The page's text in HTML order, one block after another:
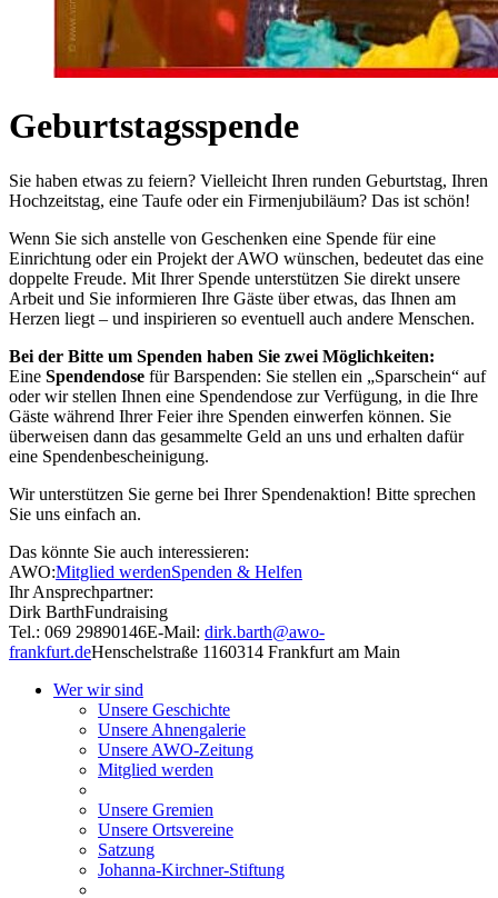
Geburtstagsspende
Sie haben etwas zu feiern? Vielleicht Ihren runden Geburtstag, Ihren
Hochzeitstag, eine Taufe oder ein Firmenjubiläum? Das ist schön!
Wenn Sie sich anstelle von Geschenken eine Spende für eine
Einrichtung oder ein Projekt der AWO wünschen, bedeutet das eine
doppelte Freude. Mit Ihrer Spende unterstützen Sie direkt unsere
Arbeit und Sie informieren Ihre Gäste über etwas, das Ihnen am
Herzen liegt – und inspirieren so eventuell auch andere Menschen.
Bei der Bitte um Spenden haben Sie zwei Möglichkeiten:
Eine Spendendose für Barspenden: Sie stellen ein „Sparschein“ auf
oder wir stellen Ihnen eine Spendendose zur Verfügung, in die Ihre
Gäste während Ihrer Feier ihre Spenden einwerfen können. Sie
überweisen dann das gesammelte Geld an uns und erhalten dafür
eine Spendenbescheinigung.
Wir unterstützen Sie gerne bei Ihrer Spendenaktion! Bitte sprechen
Sie uns einfach an.
Das könnte Sie auch interessieren:
AWO:Mitglied werdenSpenden & Helfen
Ihr Ansprechpartner:
Dirk BarthFundraising
Tel.: 069 29890146E-Mail: dirk.barth@awo-
frankfurt.deHenschelstraße 1160314 Frankfurt am Main
Wer wir sind
Unsere Geschichte
Unsere Ahnengalerie
Unsere AWO-Zeitung
Mitglied werden
Unsere Gremien
Unsere Ortsvereine
Satzung
Johanna-Kirchner-Stiftung